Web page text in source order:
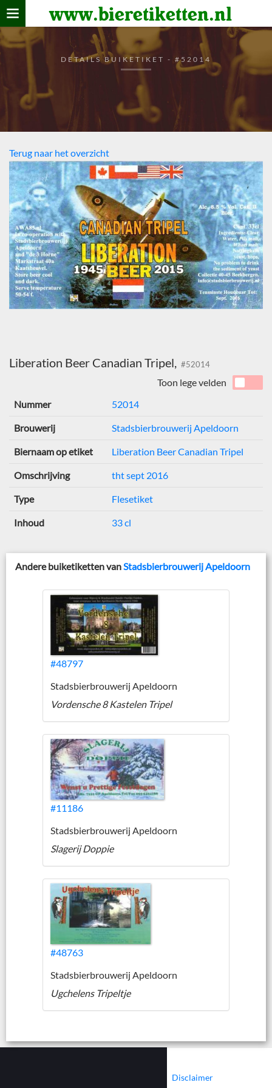
www.bieretiketten.nl
Home
verzamelen
De bierkaart
Bezoekers
DETAILS BUIKETIKET - #52014
Terug naar het overzicht
Liberation Beer Canadian Tripel, #52014
Toon lege velden
Nummer
52014
Brouwerij Stadsbierbrouwerij Apeldoorn
Biernaam op etiket Liberation Beer Canadian Tripel
Omschrijving tht sept 2016
Type Flesetiket
Inhoud 33 cl
Andere buiketiketten vanStadsbierbrouwerij Apeldoorn
#48797
Stadsbierbrouwerij Apeldoorn
Vordensche 8 Kastelen Tripel
#11186
Stadsbierbrouwerij Apeldoorn
Slagerij Doppie
#48763
Stadsbierbrouwerij Apeldoorn
Ugchelens Tripeltje
Disclaimer